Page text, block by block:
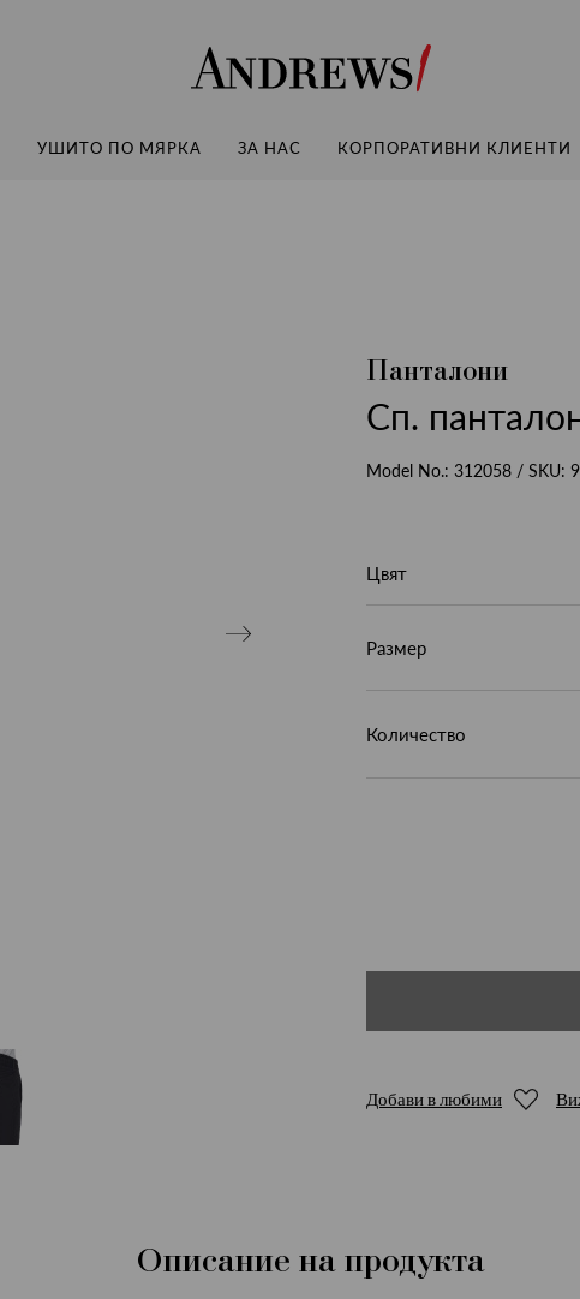
Andrews
УШИТО ПО МЯРКА ЗА НАС КОРПОРАТИВНИ КЛИЕНТИ
Панталони
Сп.
Model No.: 312058 / SKU:
Цвят
Размер
Количество
Добави в любими
Описание на продукта